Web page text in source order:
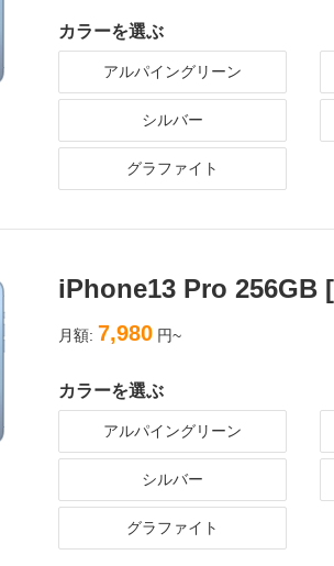
カラーを選ぶ
アルパイングリーン
シルバー
グラファイト
iPhone13 Pro 256GB
月額: 7,980 円~
カラーを選ぶ
アルパイングリーン
シルバー
グラファイト